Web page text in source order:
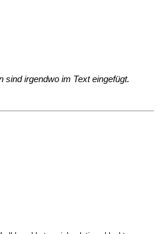
irgendwo im Text eingefügt.